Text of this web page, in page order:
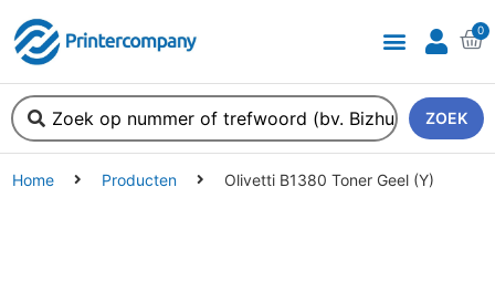
0
ZOEK
Home Producten Olivetti B1380 Toner Geel (Y)